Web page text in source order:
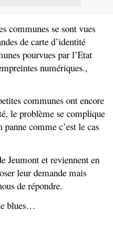
communes se sont vues
de carte d’identité
pourvues par l’Etat
numériques.,
communes ont encore
le problème se complique
comme c’est le cas
Jeumont et reviennent en
leur demande mais
de répondre.
blues…